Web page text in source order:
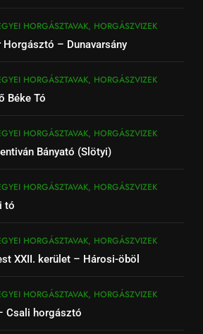
HORGÁSZTAVAK, HORGÁSZVIZEK
Horgásztó – Dunavarsány
HORGÁSZTAVAK, HORGÁSZVIZEK
Béke Tó
HORGÁSZTAVAK, HORGÁSZVIZEK
Bányató (Slötyi)
HORGÁSZTAVAK, HORGÁSZVIZEK
tó
HORGÁSZTAVAK, HORGÁSZVIZEK
XXII. kerület – Hárosi-öböl
HORGÁSZTAVAK, HORGÁSZVIZEK
Csali horgásztó